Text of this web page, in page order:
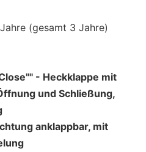
(gesamt 3 Jahre)
- Heckklappe mit
und Schließung,
anklappbar, mit